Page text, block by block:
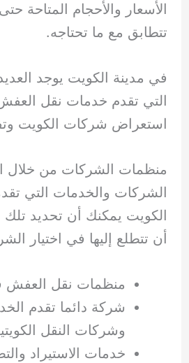
الأسعار والأحجام المتاحة
تتطابق مع ما تحتاجه.
في مدينة الكويت يوجد
التي تقدم خدمات نقل
استعراض شركات الكويت
منظمات الشركات من خلال
الشركات والخدمات التي
الكويت يمكنك أن تحديد تلك
أن تتطلع إليها في اختيار
منظمات نقل العفش
شركة دائما تقدم
وشركات النقل
خدمات الاستيراد